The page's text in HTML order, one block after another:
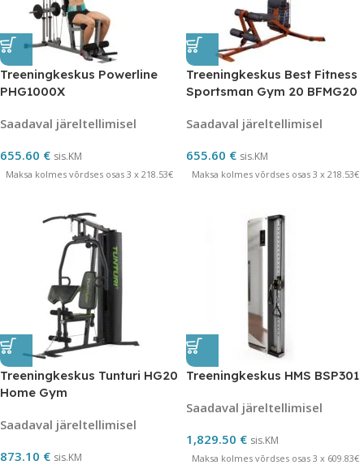
Treeningkeskus Powerline
PHG1000X
Saadaval järeltellimisel
655.60 € sis.KM
Maksa kolmes võrdses osas 3 x 218.53€
Treeningkeskus Best Fitness
Sportsman Gym 20 BFMG20
Saadaval järeltellimisel
655.60 € sis.KM
Maksa kolmes võrdses osas 3 x 218.53€
Treeningkeskus Tunturi HG20
Home Gym
Saadaval järeltellimisel
873.10 € sis.KM
Treeningkeskus HMS BSP301
Saadaval järeltellimisel
1,829.50 € sis.KM
Maksa kolmes võrdses osas 3 x 609.83€